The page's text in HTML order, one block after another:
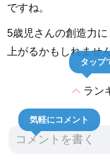
ですね。
5歳児さんの創造力
上がるかもしれませ
expand_lessラン
タップ
気軽にコメント